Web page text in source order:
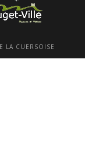
LA CUERSOISE